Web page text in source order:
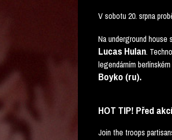
V sobotu 20. srpna
Na underground
Lucas Hulan.
legendárním
Boyko (ru).
HOT TIP! Před
Join the troops